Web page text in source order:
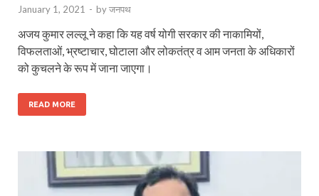
January 1, 2021 - byजनपथ
अजय कुमार लल्लू ने कहा कि यह वर्ष योगी सरकार की नाकामियों,
विफलताओं, भ्रष्टाचार, घोटाला और लोकतंत्र व आम जनता के अधिकारों
को कुचलने के रूप में जाना जाएगा।
READ MORE